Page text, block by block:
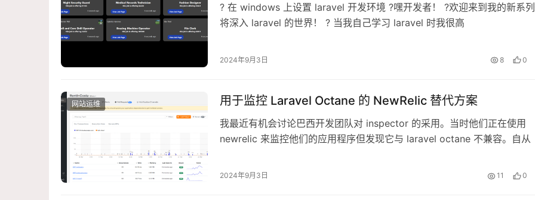
? 在 windows 上设置 laravel 开发环境 ?️嘿开发者！ ?欢迎来到我的新系
将深入 laravel 的世界！ ? 当我自己学习 laravel 时我很高
2024年9月3日 8 0
网站运维 用于监控 Laravel Octane 的 NewRelic 替代方案
我最近有机会讨论巴西开发团队对 inspector 的采用。当时他们正在使用
newrelic 来监控他们的应用程序但发现它与 laravel octane 不兼容。自从
2024年9月3日 11 0